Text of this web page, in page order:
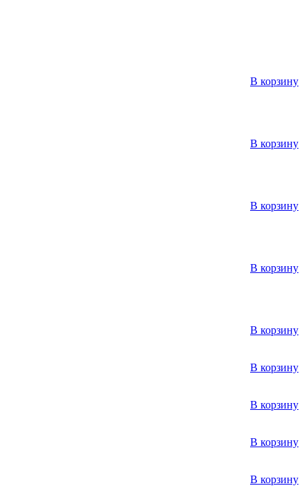
В корзину
В корзину
В корзину
В корзину
В корзину
В корзину
В корзину
В корзину
В корзину